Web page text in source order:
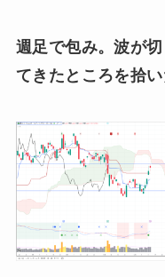
週足で包み。波が
てきたところを拾い